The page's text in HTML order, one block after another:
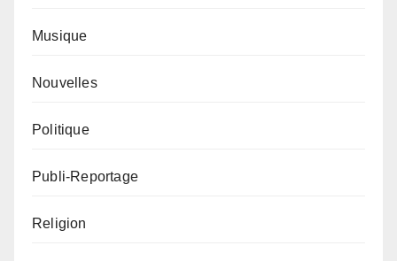
Musique
Nouvelles
Politique
Publi-Reportage
Religion